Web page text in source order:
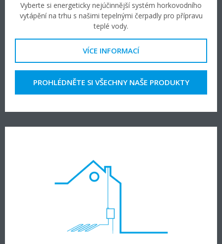
Vyberte si energeticky nejúčinnější systém horkovodního
vytápění na trhu s našimi tepelnými čerpadly pro přípravu
teplé vody.
VÍCE INFORMACÍ
PROHLÉDNĚTE SI VŠECHNY NAŠE PRODUKTY